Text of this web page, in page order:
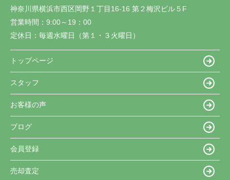
神奈川県横浜市西区岡野１丁目16-16 第２梅沢ビル５F
営業時間： 9:00～19：00
定休日： 毎週水曜日（第１・３火曜日）
トップページ
スタッフ
お客様の声
ブログ
会員登録
売却査定